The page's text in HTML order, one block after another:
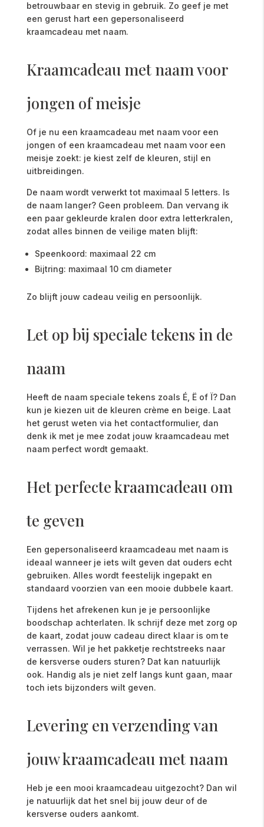
betrouwbaar en stevig in gebruik. Zo geef je met
een gerust hart een gepersonaliseerd
kraamcadeau met naam.
Kraamcadeau met naam voor
jongen of meisje
Of je nu een kraamcadeau met naam voor een
jongen of een kraamcadeau met naam voor een
meisje zoekt: je kiest zelf de kleuren, stijl en
uitbreidingen.
De naam wordt verwerkt tot maximaal 5 letters. Is
de naam langer? Geen probleem. Dan vervang ik
een paar gekleurde kralen door extra letterkralen,
zodat alles binnen de veilige maten blijft:
Speenkoord: maximaal 22 cm
Bijtring: maximaal 10 cm diameter
Zo blijft jouw cadeau veilig en persoonlijk.
Let op bij speciale tekens in de
naam
Heeft de naam speciale tekens zoals É, Ë of Ï? Dan
kun je kiezen uit de kleuren crème en beige. Laat
het gerust weten via het contactformulier, dan
denk ik met je mee zodat jouw kraamcadeau met
naam perfect wordt gemaakt.
Het perfecte kraamcadeau om
te geven
Een gepersonaliseerd kraamcadeau met naam is
ideaal wanneer je iets wilt geven dat ouders echt
gebruiken. Alles wordt feestelijk ingepakt en
standaard voorzien van een mooie dubbele kaart.
Tijdens het afrekenen kun je je persoonlijke
boodschap achterlaten. Ik schrijf deze met zorg op
de kaart, zodat jouw cadeau direct klaar is om te
verrassen. Wil je het pakketje rechtstreeks naar
de kersverse ouders sturen? Dat kan natuurlijk
ook. Handig als je niet zelf langs kunt gaan, maar
toch iets bijzonders wilt geven.
Levering en verzending van
jouw kraamcadeau met naam
Heb je een mooi kraamcadeau uitgezocht? Dan wil
je natuurlijk dat het snel bij jouw deur of de
kersverse ouders aankomt.